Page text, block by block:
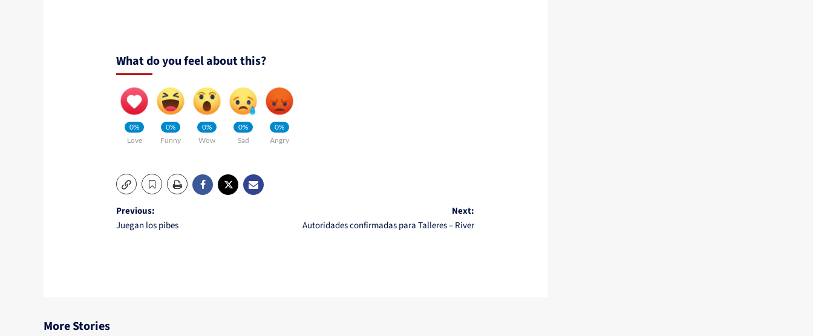
What do you feel about this?
0%
Love
0%
Funny
0%
Wow
0%
Sad
0%
Angry
Post
navigation
Previous:
Juegan los pibes
Next:
Autoridades confirmadas para Talleres – River
More Stories